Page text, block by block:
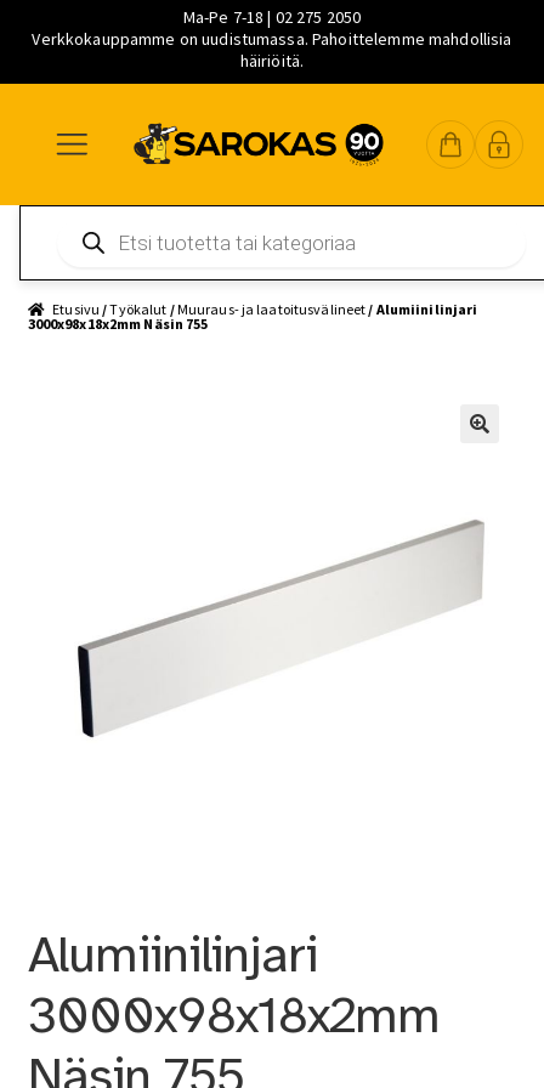
Ma-Pe 7-18 | 02 275 2050
Verkkokauppamme on uudistumassa. Pahoittelemme mahdollisia
häiriöitä.
navigointiin
sisältöön
pääsisältöön
search
Etusivu /Työkalut /Muuraus- ja laatoitusvälineet / Alumiinilinjari
3000x98x18x2mm Näsin 755
Alumiinilinjari
3000x98x18x2mm